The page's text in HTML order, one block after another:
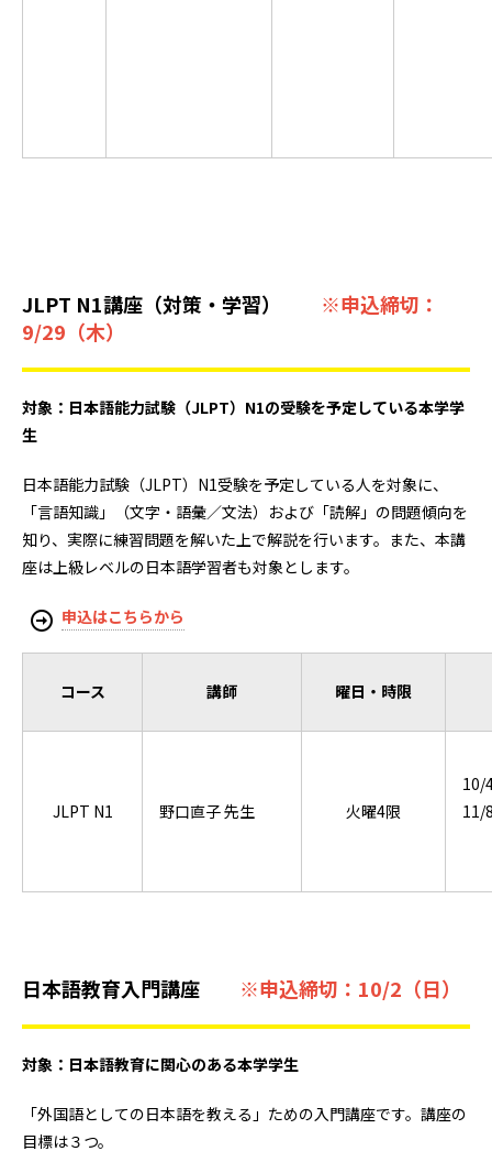
JLPT N1講座（対策・学習） ※申込締切：
9/29（木）
対象：日本語能力試験（JLPT）N1の受験を予定している本学学
生
日本語能力試験（JLPT）N1受験を予定している人を対象に、
「言語知識」（文字・語彙／文法）および「読解」の問題傾向を
知り、実際に練習問題を解いた上で解説を行います。また、本講
座は上級レベルの日本語学習者も対象とします。
申込はこちらから
コース 講師 曜日・時限
JLPT N1 野口直子 先生 火曜4限
10/
11/
日本語教育入門講座 ※申込締切：10/2（日）
対象：日本語教育に関心のある本学学生
「外国語としての日本語を教える」ための入門講座です。講座の
目標は３つ。